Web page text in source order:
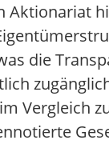
Aktionariat
die
Vergleich